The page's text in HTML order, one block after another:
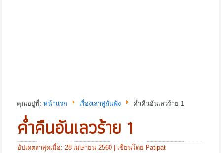
คุณอยู่ที่:หน้าแรก เรื่องเล่าสู่กันฟัง ค่ำคืนอันเลวร้าย 1
ค่ำคืนอันเลวร้าย 1
อัปเดตล่าสุดเมื่อ: 28 เมษายน 2560 | เขียนโดย Patipat